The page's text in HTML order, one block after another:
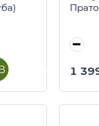
корзину 1